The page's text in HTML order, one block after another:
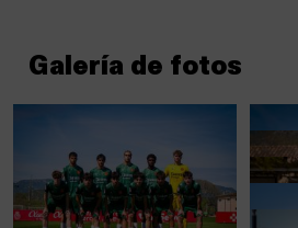
Galería de fotos